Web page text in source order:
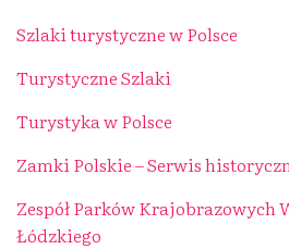
Szlaki turystyczne w Polsce
Turystyczne Szlaki
Turystyka w Polsce
Zamki Polskie – Serwis
Zespół Parków Krajobrazowych
Łódzkiego